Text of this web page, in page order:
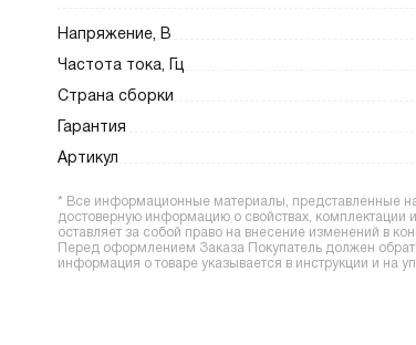
Напряжение, В
Частота тока, Гц
Страна сборки
Гарантия
Артикул
* Все информационные материалы, представленные
достоверную информацию о свойствах, комплектации
оставляет за собой право на внесение изменений в
Перед оформлением Заказа Покупатель должен
информация о товаре указывается в инструкции и на